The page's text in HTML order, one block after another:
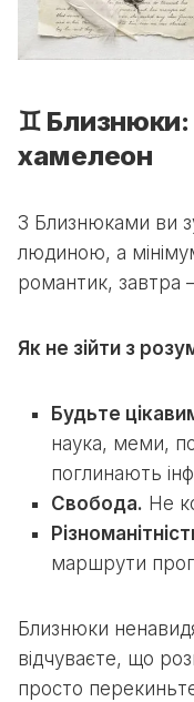
♊
хамелеон
З Близнюками ви
людиною, а
романтик, завтра
Як не зійти з
Будьте
наука, меми,
поглинають
Свобода. Не
маршрути
Близнюки
відчуваєте, що
просто